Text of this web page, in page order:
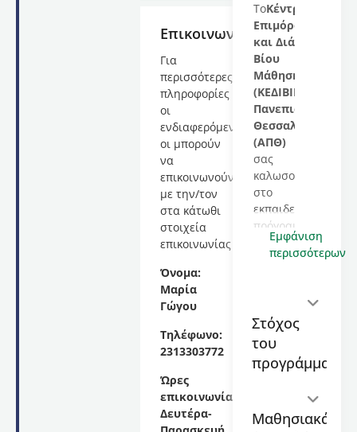
Επικοινωνία
Για
περισσότερες
πληροφορίες
οι
ενδιαφερόμενες/
οι μπορούν
να
επικοινωνούν
με την/τον
στα κάτωθι
στοιχεία
επικοινωνίας
Όνομα:
Μαρία
Γώγου
Τηλέφωνο:
2313303772
Ώρες
επικοινωνίας:
Δευτέρα-
ΤοΚέντρο
Επιμόρφωσης
και Διά
Βίου
Μάθησης
(ΚΕΔΙΒΙΜ)
Πανεπιστημίου
Θεσσαλονίκης
(ΑΠΘ)
σας
καλωσορίζει
στο
εκπαιδευτικό
πρόγραμμα
τίτλο
υγεία
του
εγκεφάλου
στην
ηλικία»,
διάρκειας
Εμφάνιση
περισσότερων
Στόχος
του
προγράμματος
Μαθησιακά